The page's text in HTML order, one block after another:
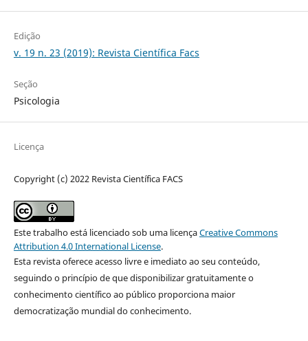
Edição
v. 19 n. 23 (2019): Revista Científica Facs
Seção
Psicologia
Licença
Copyright (c) 2022 Revista Científica FACS
Este trabalho está licenciado sob uma licençaCreative Commons
Attribution 4.0 International License.
Esta revista oferece acesso livre e imediato ao seu conteúdo,
seguindo o princípio de que disponibilizar gratuitamente o
conhecimento científico ao público proporciona maior
democratização mundial do conhecimento.